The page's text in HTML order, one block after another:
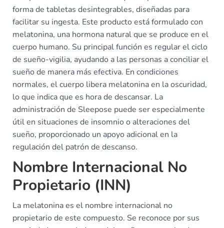
forma de tabletas desintegrables, diseñadas para
facilitar su ingesta. Este producto está formulado con
melatonina, una hormona natural que se produce en el
cuerpo humano. Su principal función es regular el ciclo
de sueño-vigilia, ayudando a las personas a conciliar el
sueño de manera más efectiva. En condiciones
normales, el cuerpo libera melatonina en la oscuridad,
lo que indica que es hora de descansar. La
administración de Sleepose puede ser especialmente
útil en situaciones de insomnio o alteraciones del
sueño, proporcionado un apoyo adicional en la
regulación del patrón de descanso.
Nombre Internacional No
Propietario (INN)
La melatonina es el nombre internacional no
propietario de este compuesto. Se reconoce por sus